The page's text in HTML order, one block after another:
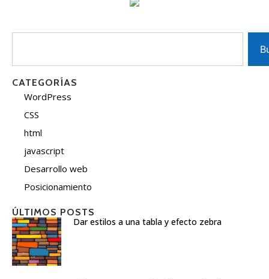
CATEGORÍAS
WordPress
CSS
html
javascript
Desarrollo web
Posicionamiento
ÚLTIMOS POSTS
Dar estilos a una tabla y efecto zebra